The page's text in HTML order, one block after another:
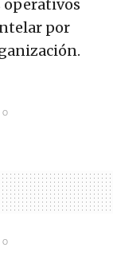
operativos
por